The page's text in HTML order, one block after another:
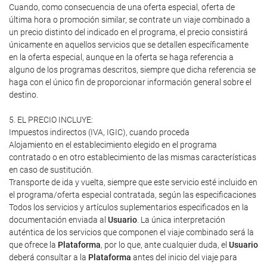
Cuando, como consecuencia de una oferta especial, oferta de
última hora o promoción similar, se contrate un viaje combinado a
un precio distinto del indicado en el programa, el precio consistirá
únicamente en aquellos servicios que se detallen específicamente
en la oferta especial, aunque en la oferta se haga referencia a
alguno de los programas descritos, siempre que dicha referencia se
haga con el único fin de proporcionar información general sobre el
destino.
5. EL PRECIO INCLUYE:
Impuestos indirectos (IVA, IGIC), cuando proceda
Alojamiento en el establecimiento elegido en el programa
contratado o en otro establecimiento de las mismas características
en caso de sustitución.
Transporte de ida y vuelta, siempre que este servicio esté incluido en
el programa/oferta especial contratada, según las especificaciones
Todos los servicios y artículos suplementarios especificados en la
documentación enviada al Usuario . La única interpretación
auténtica de los servicios que componen el viaje combinado será la
que ofrece la Plataforma, por lo que, ante cualquier duda, el Usuario
deberá consultar a la Plataforma antes del inicio del viaje para